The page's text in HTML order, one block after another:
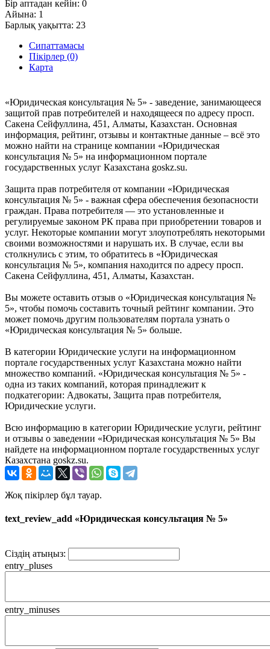
Бір аптадан кейін: 0
Айына: 1
Барлық уақытта: 23
Сипаттамасы
Пікірлер (0)
Карта
«Юридическая консультация № 5» - заведение, занимающееся
защитой прав потребителей и находящееся по адресу просп.
Сакена Сейфуллина, 451, Алматы, Казахстан. Основная
информация, рейтинг, отзывы и контактные данные – всё это
можно найти на странице компании «Юридическая
консультация № 5» на информационном портале
государственных услуг Казахстана goskz.su.
Защита прав потребителя от компании «Юридическая
консультация № 5» - важная сфера обеспечения безопасности
граждан. Права потребителя — это установленные и
регулируемые законом РК права при приобретении товаров и
услуг. Некоторые компании могут злоупотреблять некоторыми
своими возможностями и нарушать их. В случае, если вы
столкнулись с этим, то обратитесь в «Юридическая
консультация № 5», компания находится по адресу просп.
Сакена Сейфуллина, 451, Алматы, Казахстан.
Вы можете оставить отзыв о «Юридическая консультация №
5», чтобы помочь составить точный рейтинг компании. Это
может помочь другим пользователям портала узнать о
«Юридическая консультация № 5» больше.
В категории Юридические услуги на информационном
портале государственных услуг Казахстана можно найти
множество компаний. «Юридическая консультация № 5» -
одна из таких компаний, которая принадлежит к
подкатегории: Адвокаты, Защита прав потребителя,
Юридические услуги.
Всю информацию в категории Юридические услуги, рейтинг
и отзывы о заведении «Юридическая консультация № 5» Вы
найдете на информационном портале государственных услуг
Казахстана goskz.su.
Жоқ пікірлер бұл тауар.
text_review_add «Юридическая консультация № 5»
Сіздің атыңыз:
entry_pluses
entry_minuses